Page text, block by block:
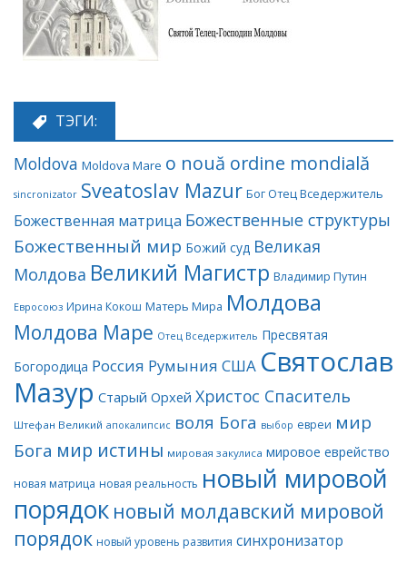
ТЭГИ:
Moldova Moldova Mare o nouă ordine mondială
sincronizator Sveatoslav Mazur Бог Отец Вседержитель
Божественная матрица Божественные структуры
Божественный мир Божий суд Великая
Молдова Великий Магистр Владимир Путин
Евросоюз Ирина Кокош Матерь Мира Молдова
Молдова Маре Отец Вседержитель Пресвятая
Богородица Россия Румыния США Святослав
Мазур Старый Орхей Христос Спаситель
Штефан Великий апокалипсис воля Бога выбор евреи мир
Бога мир истины мировая закулиса мировое еврейство
новая матрица новая реальность новый мировой
порядок новый молдавский мировой
порядок новый уровень развития синхронизатор